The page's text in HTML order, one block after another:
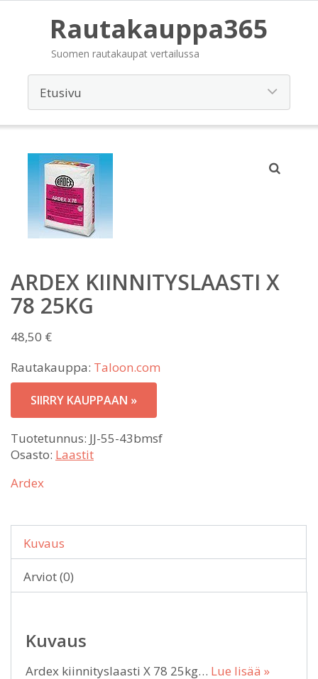
Rautakauppa365
Suomen rautakaupat vertailussa
ARDEX KIINNITYSLAASTI X
78 25KG
48,50 €
Rautakauppa: Taloon.com
SIIRRY KAUPPAAN »
Tuotetunnus: JJ-55-43bmsf
Osasto: Laastit
Ardex
Kuvaus
Arviot (0)
Kuvaus
Ardex kiinnityslaasti X 78 25kg… Lue lisää »